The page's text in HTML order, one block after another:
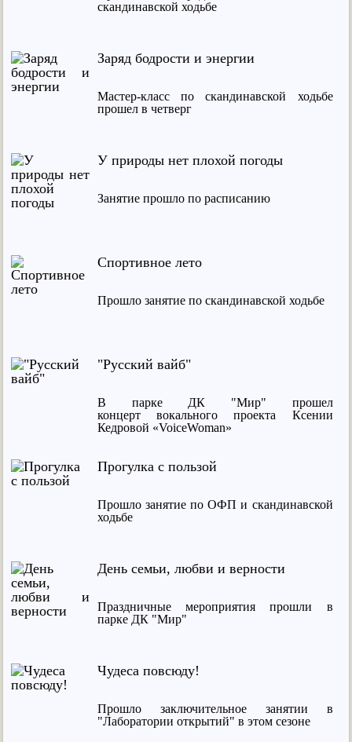
скандинавской ходьбе
Заряд бодрости и энергии
Мастер-класс по скандинавской ходьбе
прошел в четверг
У природы нет плохой погоды
Занятие прошло по расписанию
Спортивное лето
Прошло занятие по скандинавской ходьбе
"Русский вайб"
В парке ДК "Мир" прошел
концерт вокального проекта Ксении
Кедровой «VoiceWoman»
Прогулка с пользой
Прошло занятие по ОФП и скандинавской
ходьбе
День семьи, любви и верности
Праздничные мероприятия прошли в
парке ДК "Мир"
Чудеса повсюду!
Прошло заключительное занятии в
"Лаборатории открытий" в этом сезоне